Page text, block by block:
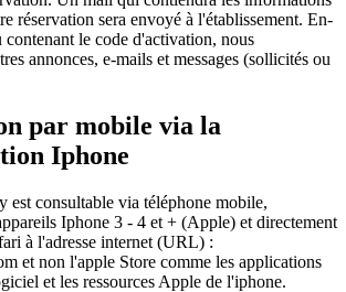
réservation sera envoyé à l'établissement. En-
contenant le code d'activation, nous
annonces, e-mails et messages (sollicités ou
par mobile via la
Iphone
est consultable via téléphone mobile,
Iphone 3 - 4 et + (Apple) et directement
à l'adresse internet (URL) :
et non l'apple Store comme les applications
et les ressources Apple de l'iphone.